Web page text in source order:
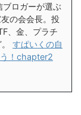
ロガーが選ぶ
の会会長。投
、金、プラチ
すぱいくの自
！chapter2